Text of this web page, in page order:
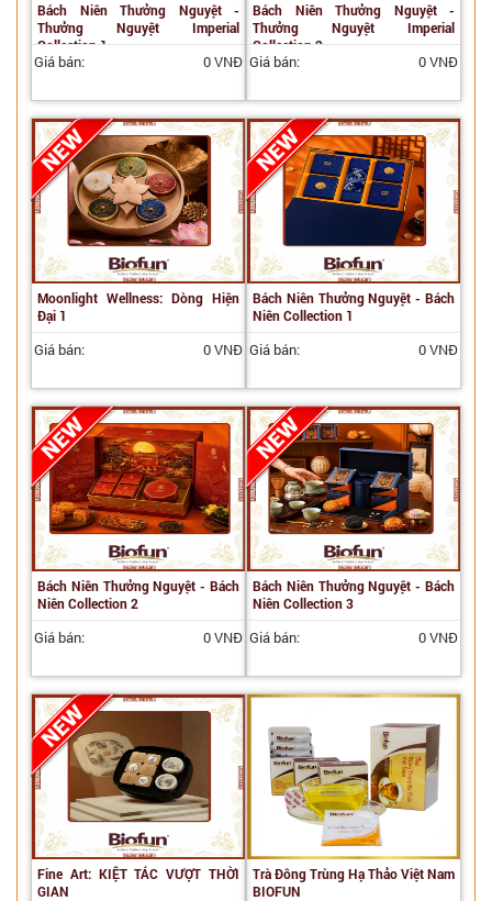
Bách Niên Thưởng Nguyệt -
Thưởng Nguyệt Imperial
Collection 1
Giá bán: 0 VNĐ
Bách Niên Thưởng Nguyệt -
Thưởng Nguyệt Imperial
Collection 2
Giá bán: 0 VNĐ
Moonlight Wellness: Dòng Hiện
Đại 1
Giá bán: 0 VNĐ
Bách Niên Thưởng Nguyệt - Bách
Niên Collection 1
Giá bán: 0 VNĐ
Bách Niên Thưởng Nguyệt - Bách
Niên Collection 2
Giá bán: 0 VNĐ
Bách Niên Thưởng Nguyệt - Bách
Niên Collection 3
Giá bán: 0 VNĐ
Fine Art: KIỆT TÁC VƯỢT THỜI
GIAN
Trà Đông Trùng Hạ Thảo Việt Nam
BIOFUN